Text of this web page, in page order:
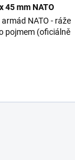
45 mm NATO
NATO - ráže
pojmem (oficiálně